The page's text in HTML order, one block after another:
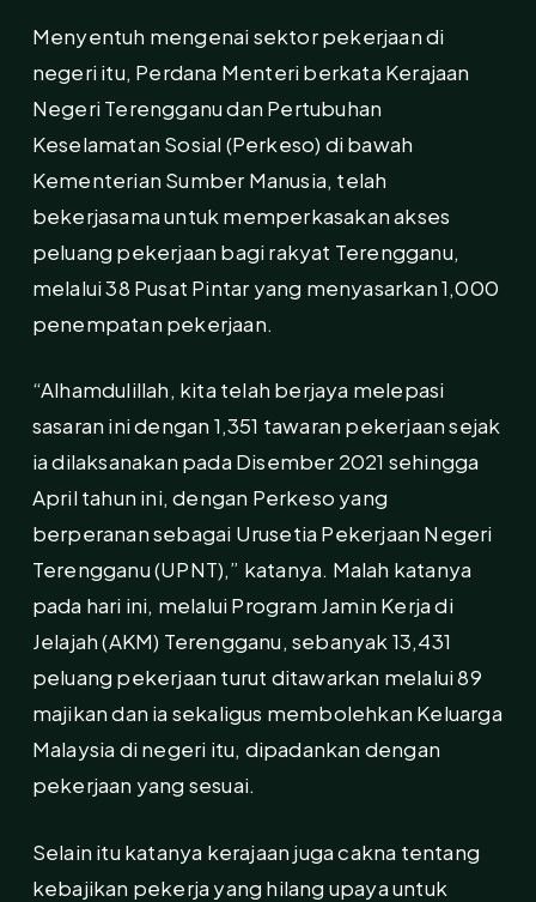
Menyentuh mengenai sektor pekerjaan di
negeri itu, Perdana Menteri berkata Kerajaan
Negeri Terengganu dan Pertubuhan
Keselamatan Sosial (Perkeso) di bawah
Kementerian Sumber Manusia, telah
bekerjasama untuk memperkasakan akses
peluang pekerjaan bagi rakyat Terengganu,
melalui 38 Pusat Pintar yang menyasarkan 1,000
penempatan pekerjaan.
“Alhamdulillah, kita telah berjaya melepasi
sasaran ini dengan 1,351 tawaran pekerjaan sejak
ia dilaksanakan pada Disember 2021 sehingga
April tahun ini, dengan Perkeso yang
berperanan sebagai Urusetia Pekerjaan Negeri
Terengganu (UPNT),” katanya. Malah katanya
pada hari ini, melalui Program Jamin Kerja di
Jelajah (AKM) Terengganu, sebanyak 13,431
peluang pekerjaan turut ditawarkan melalui 89
majikan dan ia sekaligus membolehkan Keluarga
Malaysia di negeri itu, dipadankan dengan
pekerjaan yang sesuai.
Selain itu katanya kerajaan juga cakna tentang
kebajikan pekerja yang hilang upaya untuk